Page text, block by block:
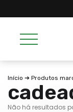
Início ➔ Produtos
Não há resultados